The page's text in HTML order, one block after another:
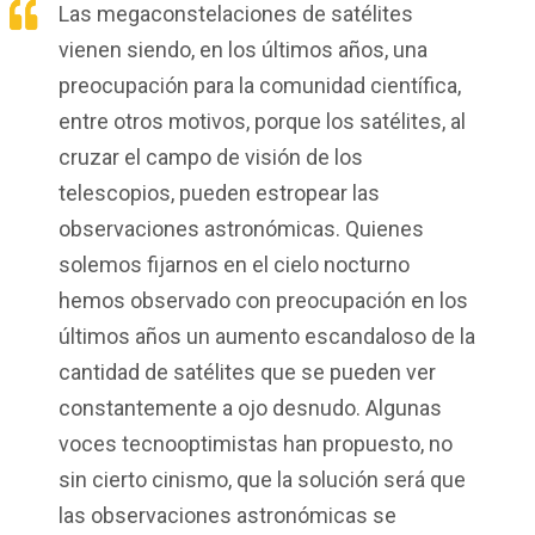
Las megaconstelaciones de satélites
vienen siendo, en los últimos años, una
preocupación para la comunidad científica,
entre otros motivos, porque los satélites, al
cruzar el campo de visión de los
telescopios, pueden estropear las
observaciones astronómicas. Quienes
solemos fijarnos en el cielo nocturno
hemos observado con preocupación en los
últimos años un aumento escandaloso de la
cantidad de satélites que se pueden ver
constantemente a ojo desnudo. Algunas
voces tecnooptimistas han propuesto, no
sin cierto cinismo, que la solución será que
las observaciones astronómicas se